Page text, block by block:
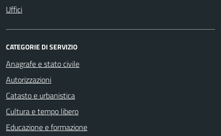
Uffici
CATEGORIE DI SERVIZIO
Anagrafe e stato civile
Autorizzazioni
Catasto e urbanistica
Cultura e tempo libero
Educazione e formazione